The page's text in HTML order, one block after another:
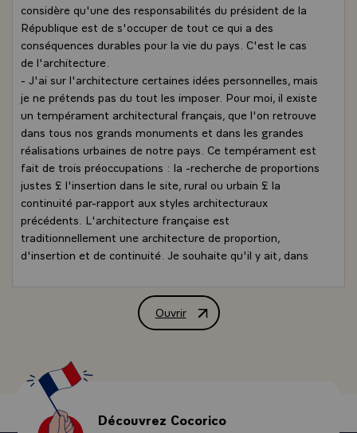
considère qu'une des responsabilités du président de la
République est de s'occuper de tout ce qui a des
conséquences durables pour la vie du pays. C'est le cas
de l'architecture.
- J'ai sur l'architecture certaines idées personnelles, mais
je ne prétends pas du tout les imposer. Pour moi, il existe
un tempérament architectural français, que l'on retrouve
dans tous nos grands monuments et dans les grandes
réalisations urbaines de notre pays. Ce tempérament est
fait de trois préoccupations : la -recherche de proportions
justes £ l'insertion dans le site, rural ou urbain £ la
continuité par-rapport aux styles architecturaux
précédents. L'architecture française est
traditionnellement une architecture de proportion,
d'insertion et de continuité. Je souhaite qu'il y ait, dans
QUESTION.- Ce souci de mesure, cette "humilité",
disiez-vous dans votre discours de 1977 à l'UNESCO, ne
et freiner son originalité ? Comment empêcher que cette
attitude ne devienne purement passéiste, ne bride
l'invention, ne se contente de restauration ou de pastiche
- LE PRESIDENT.- Il faut distinguer la restauration des
Ouvrir
Interview de M. Valéry Giscard
Découvrez Cocorico